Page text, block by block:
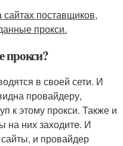
поставщиков,
прокси.
прокси?
в своей сети. И
провайдеру,
к этому прокси. Также и
на них заходите. И
и провайдер